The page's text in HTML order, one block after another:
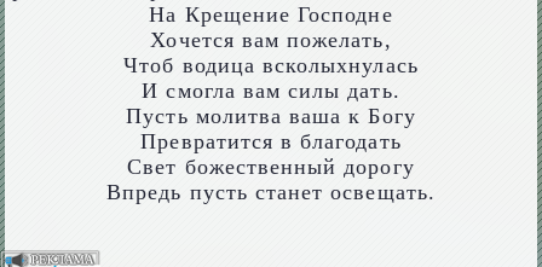
На Крещение Господне
Хочется вам пожелать,
Чтоб водица всколыхнулась
И смогла вам силы дать.
Пусть молитва ваша к Богу
Превратится в благодать
Свет божественный дорогу
Впредь пусть станет освещать.